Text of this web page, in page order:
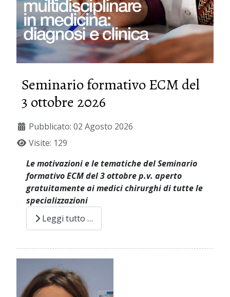
Seminario formativo ECM del
3 ottobre 2026
Pubblicato: 02 Agosto 2026
Visite: 129
Le motivazioni e le tematiche del Seminario
formativo ECM del 3 ottobre p.v. aperto
gratuitamente ai medici chirurghi di tutte le
specializzazioni
Leggi tutto …